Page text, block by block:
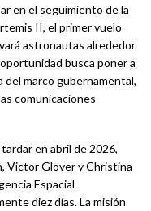
en el seguimiento de la
II, el primer vuelo
astronautas alrededor
busca poner a
del marco gubernamental,
comunicaciones
en abril de 2026,
Victor Glover y Christina
Espacial
diez días. La misión